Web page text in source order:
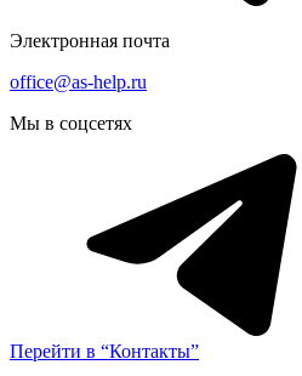
Электронная почта
office@as-help.ru
Мы в соцсетях
Перейти в “Контакты”